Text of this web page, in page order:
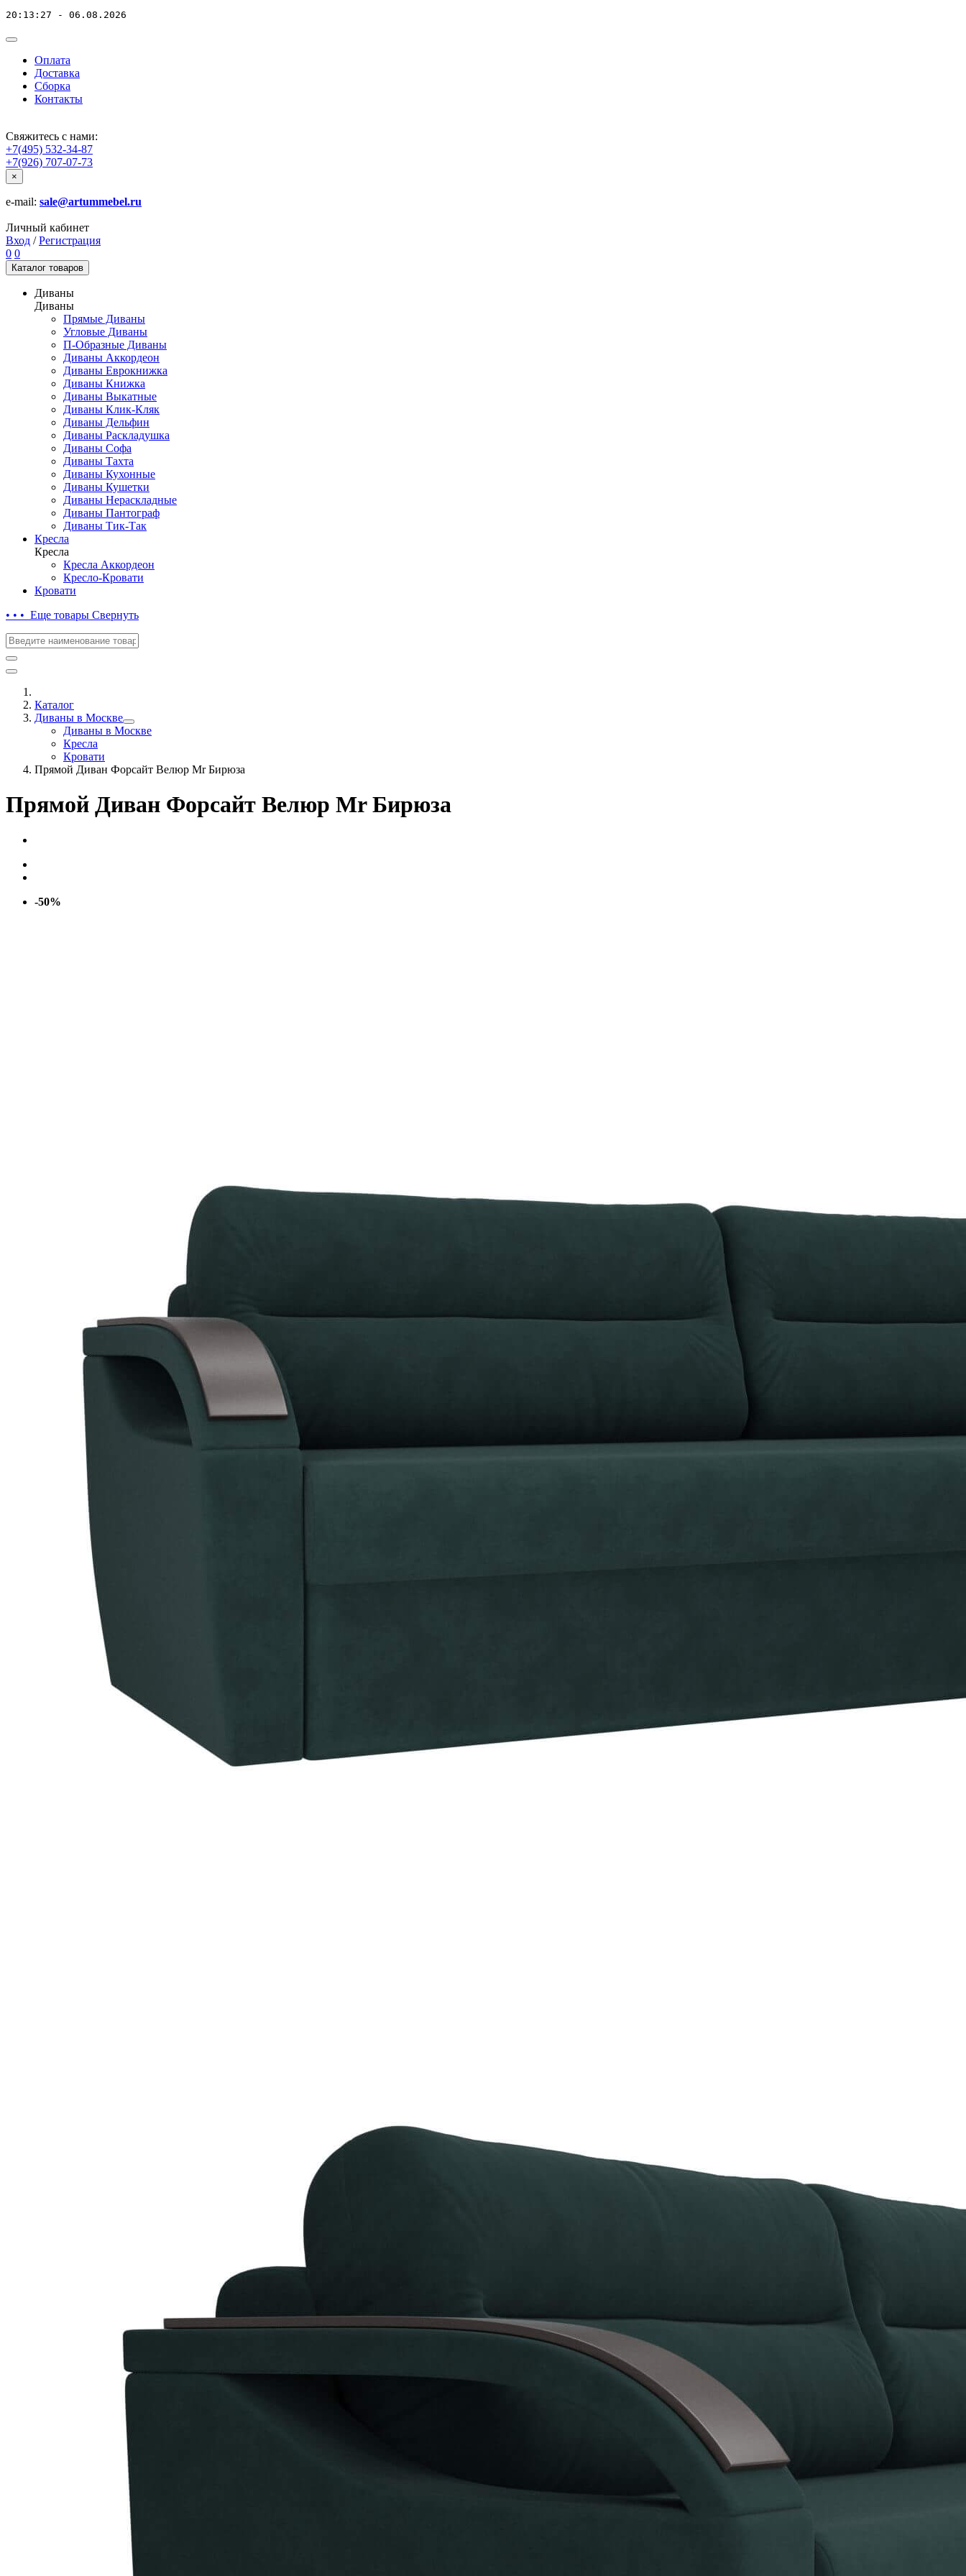
20:13:27 - 06.08.2026
Оплата
Доставка
Сборка
Контакты
Свяжитесь с нами:
+7(495) 532-34-87
+7(926) 707-07-73
×
e-mail: sale@artummebel.ru
Личный кабинет
Вход / Регистрация
0 0
Каталог товаров
Диваны
Диваны
Прямые Диваны
Угловые Диваны
П-Образные Диваны
Диваны Аккордеон
Диваны Еврокнижка
Диваны Книжка
Диваны Выкатные
Диваны Клик-Кляк
Диваны Дельфин
Диваны Раскладушка
Диваны Софа
Диваны Тахта
Диваны Кухонные
Диваны Кушетки
Диваны Нераскладные
Диваны Пантограф
Диваны Тик-Так
Кресла
Кресла
Кресла Аккордеон
Кресло-Кровати
Кровати
• • • Еще товары Свернуть
Каталог
Диваны в Москве
Диваны в Москве
Кресла
Кровати
Прямой Диван Форсайт Велюр Mr Бирюза
Прямой Диван Форсайт Велюр Mr Бирюза
-50%